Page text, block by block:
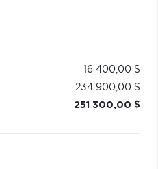
16 400,00 $
234 900,00 $
251 300,00 $